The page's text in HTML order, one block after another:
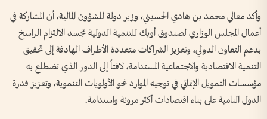
وأكد معالي محمد بن هادي الحسيني، وزير دولة للشؤون المالية، أن المشاركة في
أعمال المجلس الوزاري لصندوق أوبك للتنمية الدولية تجسد الالتزام الراسخ
بدعم التعاون الدولي، وتعزيز الشراكات متعددة الأطراف الهادفة إلى تحقيق
التنمية الاقتصادية والاجتماعية المستدامة، لافتاً إلى الدور الذي تضطلع به
مؤسسات التمويل الإنمائي في توجيه الموارد نحو الأولويات التنموية، وتعزيز قدرة
الدول النامية على بناء اقتصادات أكثر مرونة واستدامة.